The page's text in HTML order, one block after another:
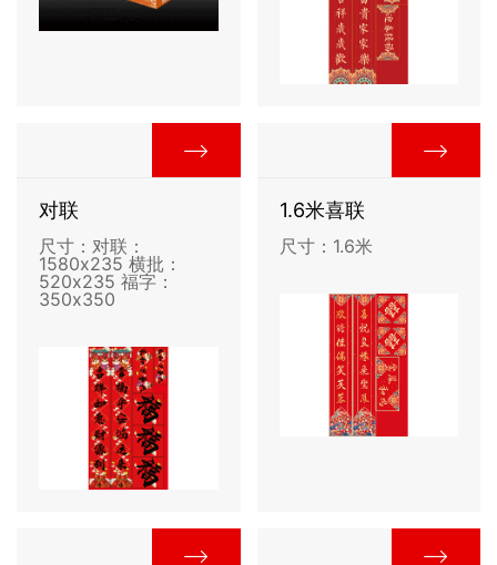
对联
尺寸：对联：
1580x235 横批：
520x235 福字：
350x350
1.6米喜联
尺寸：1.6米